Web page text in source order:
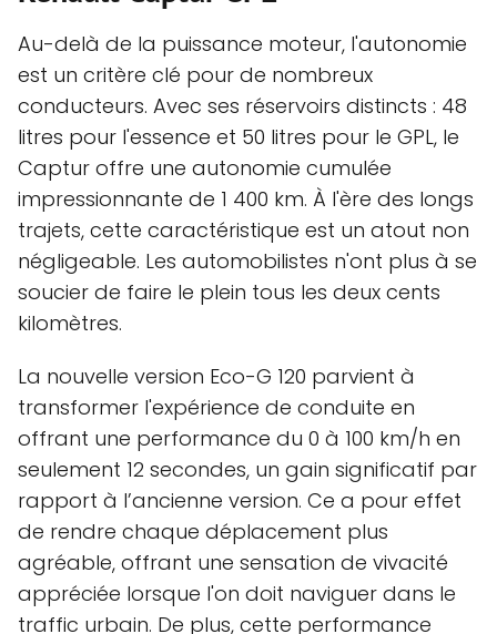
Au-delà de la puissance moteur, l'autonomie
est un critère clé pour de nombreux
conducteurs. Avec ses réservoirs distincts : 48
litres pour l'essence et 50 litres pour le GPL, le
Captur offre une autonomie cumulée
impressionnante de 1 400 km. À l'ère des longs
trajets, cette caractéristique est un atout non
négligeable. Les automobilistes n'ont plus à se
soucier de faire le plein tous les deux cents
kilomètres.
La nouvelle version Eco-G 120 parvient à
transformer l'expérience de conduite en
offrant une performance du 0 à 100 km/h en
seulement 12 secondes, un gain significatif par
rapport à l’ancienne version. Ce a pour effet
de rendre chaque déplacement plus
agréable, offrant une sensation de vivacité
appréciée lorsque l'on doit naviguer dans le
traffic urbain. De plus, cette performance